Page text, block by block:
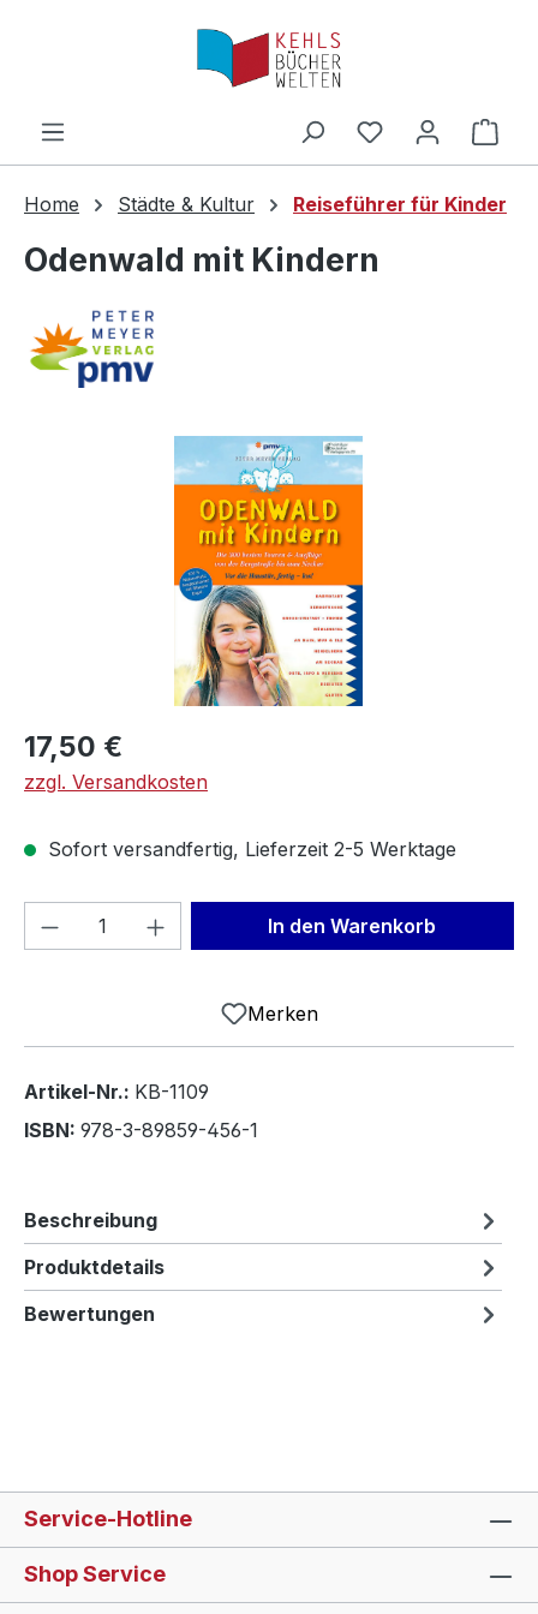
Zum Hauptinhalt springen
Home Städte & Kultur Reiseführer für Kinder
Odenwald mit Kindern
Bildergalerie überspringen
Regulärer Preis:
17,50 €
zzgl. Versandkosten
Sofort versandfertig, Lieferzeit 2-5 Werktage
Produkt Anzahl: Gib denIn den Warenkorb
Merken
Artikel-Nr.: KB-1109
ISBN: 978-3-89859-456-1
Beschreibung
Produktdetails
Bewertungen
Service-Hotline
Shop Service